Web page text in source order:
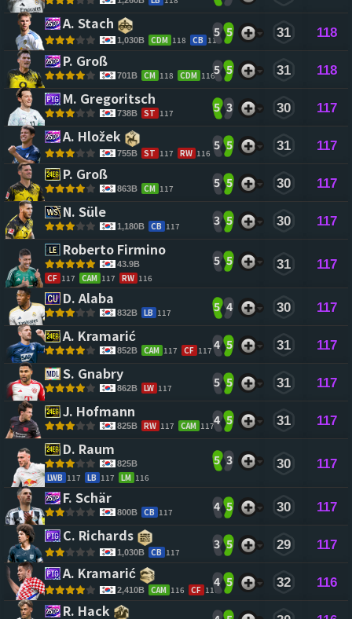
A. Stach
1,030B CDM 118 CB 118
5 5 31 118
P. Groß
701B CM 118 CDM 1165 5 31 118
M. Gregoritsch
738B ST 117 5 3 30 117
A. Hložek
755B ST 117 RW 116
5 5 31 117
P. Groß
863B CM 117 5 5 30 117
N. Süle
1,180B CB 117 3 5 30 117
Roberto Firmino
43.9B
CF 117 CAM 117 RW 116
5 5 31 117
D. Alaba
832B LB 117 5 4 30 117
A. Kramarić
852B CAM 117 CF 117 4 5 31 117
S. Gnabry
862B LW 117 5 5 31 117
J. Hofmann
825B RW 117 CAM 1174 5 31 117
D. Raum
825B
LWB 117 LB 117 LM 116
5 3 30 117
F. Schär
800B CB 117 4 5 30 117
C. Richards
1,030B CB 117
3 5 29 117
A. Kramarić
2,410B CAM 116 CF 116
4 5 32 116
R. Hack